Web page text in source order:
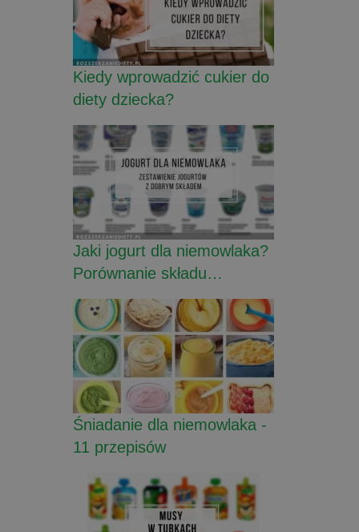
Kiedy wprowadzić cukier do
diety dziecka?
Jaki jogurt dla niemowlaka?
Porównanie składu…
Śniadanie dla niemowlaka -
11 przepisów